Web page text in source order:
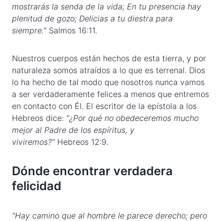
mostrarás la senda de la vida; En tu presencia hay
plenitud de gozo; Delicias a tu diestra para
siempre.” Salmos 16:11.
Nuestros cuerpos están hechos de esta tierra, y por
naturaleza somos atraídos a lo que es terrenal. Dios
lo ha hecho de tal modo que nosotros nunca vamos
a ser verdaderamente felices a menos que entremos
en contacto con Él. El escritor de la epístola a los
Hebreos dice: "¿Por qué no obedeceremos mucho
mejor al Padre de los espíritus, y
viviremos?" Hebreos 12:9.
Dónde encontrar verdadera
felicidad
"Hay camino que al hombre le parece derecho; pero